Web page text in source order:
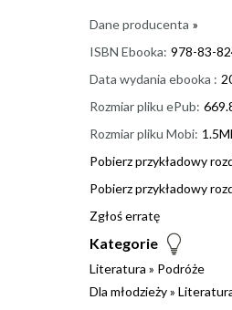
Dane producenta »
ISBN Ebooka: 978-83-
Data wydania ebooka :
Rozmiar pliku ePub:
Rozmiar pliku Mobi:
Pobierz przykładowy
Pobierz przykładowy
Zgłoś erratę
Kategorie
Literatura » Podróże
Dla młodzieży»